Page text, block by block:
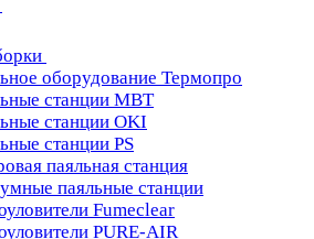
оборудование Термопро
станции MBT
станции OKI
станции PS
паяльная станция
паяльные станции
Fumeclear
PURE-AIR